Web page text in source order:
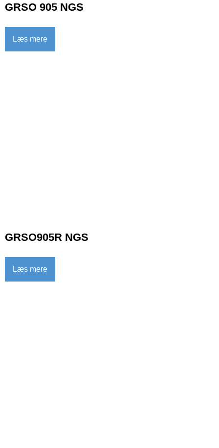
GRSO 905 NGS
Læs mere
GRSO905R NGS
Læs mere